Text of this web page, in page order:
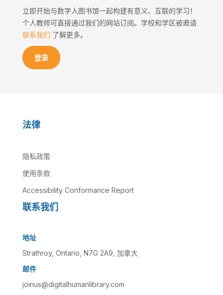
立即开始与数字人图书馆一起构建有意义、互联的学习！
个人教师可直接通过我们的网站订阅。学校和学区被邀请
联系我们 了解更多。.
登录
法律
隐私政策
使用条款
Accessibility Conformance Report
联系我们
地址
Strathroy, Ontario, N7G 2A9, 加拿大
邮件
joinus@digitalhumanlibrary.com